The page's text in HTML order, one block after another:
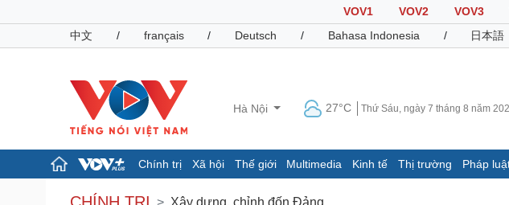
VOV1 VOV2 VOV3
中文
/ français / Deutsch / Bahasa Indonesia / 日本語
Hà Nội 27°C Thứ Sáu, ngày 7 tháng 8 năm
Chính trị Xã hội Thế giới Multimedia Kinh tế Thị trường Pháp
Chính trị
Xã hội
Xây dựng, chỉnh đốn Đảng